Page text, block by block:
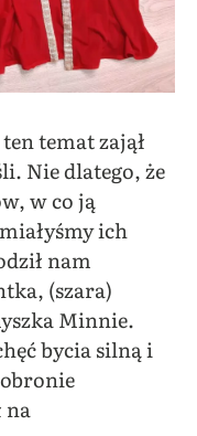
temat zajął
Nie dlatego, że
w co ją
ich
nam
(szara)
Minnie.
bycia silną i
na